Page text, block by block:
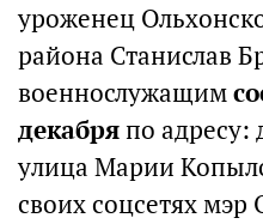
уроженец
района Станислав
военнослужащим
декабряпо адресу:
улица Марии
своих соцсетях мэр